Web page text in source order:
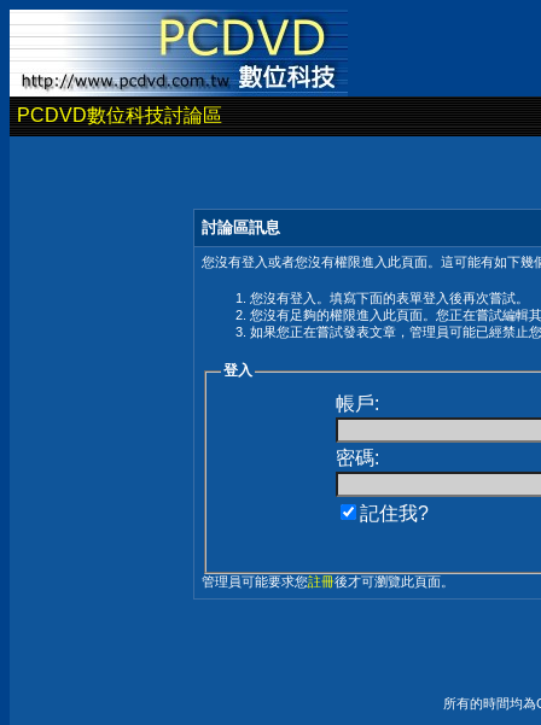
PCDVD數位科技討論區
討論區訊息
您沒有登入或者您沒有權限進入此頁面。這可能有如下幾
您沒有登入。填寫下面的表單登入後再次嘗試。
您沒有足夠的權限進入此頁面。您正在嘗試編輯
如果您正在嘗試發表文章，管理員可能已經禁止
登入
帳戶:
密碼:
記住我?
管理員可能要求您註冊後才可瀏覽此頁面。
所有的時間均為